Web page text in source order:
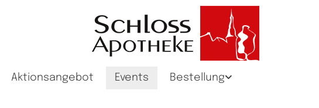
Aktionsangebot Events Bestellung